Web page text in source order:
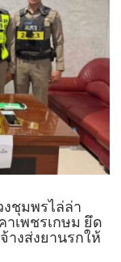
ชุมพรไล่ล่า
เพชรเกษม ยึด
างส่งยานรกให้